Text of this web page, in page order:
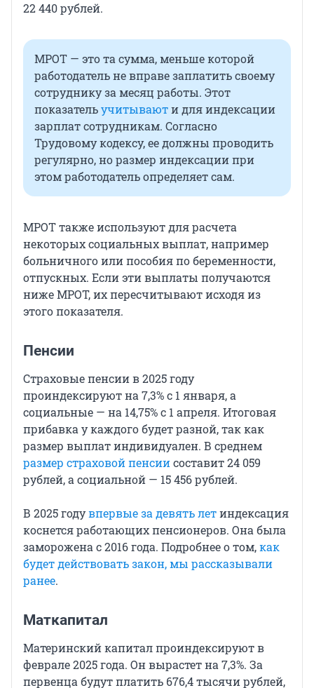
22 440 рублей.
МРОТ — это та сумма, меньше которой
работодатель не вправе заплатить своему
сотруднику за месяц работы. Этот
показательучитываюти для индексации
зарплат сотрудникам. Согласно
Трудовому кодексу, ее должны проводить
регулярно, но размер индексации при
этом работодатель определяет сам.
МРОТ также используют для расчета
некоторых социальных выплат, например
больничного или пособия по беременности,
отпускных. Если эти выплаты получаются
ниже МРОТ, их пересчитывают исходя из
этого показателя.
Пенсии
Страховые пенсии в 2025 году
проиндексируют на 7,3% с 1 января, а
социальные — на 14,75% с 1 апреля. Итоговая
прибавка у каждого будет разной, так как
размер выплат индивидуален. В среднем
размер страховой пенсиисоставит 24 059
рублей, а социальной — 15 456 рублей.
В 2025 годувпервые за девять летиндексация
коснется работающих пенсионеров. Она была
заморожена с 2016 года. Подробнее о том,как
будет действовать закон, мы рассказывали
ранее.
Маткапитал
Материнский капитал проиндексируют в
феврале 2025 года. Он вырастет на 7,3%. За
первенца будут платить 676,4 тысячи рублей,